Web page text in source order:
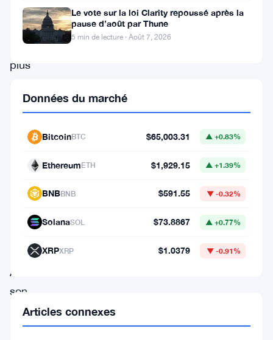
pression,
chutant
plus
alors
maintenir
stabilité.
Avec
son
prix
fluctuant
Le vote sur la loi Clarity repoussé après la
pause d’août par Thune
5 min de lecture · Août 7, 2026
Données du marché
BitcoinBTC $65,003.31 ▲ +0.83%
EthereumETH $1,929.15 ▲ +1.39%
BNBBNB $591.55 ▼ -0.32%
SolanaSOL $73.8867 ▲ +0.77%
XRPXRP $1.0379 ▼ -0.91%
Articles connexes